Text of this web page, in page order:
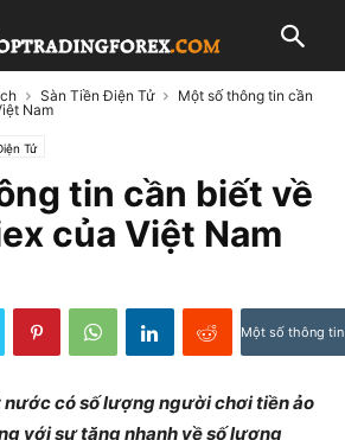
Sàn Tiền Điện Tử
Một số thông tin cần
Nam
Tử
tin cần biết về
của Việt Nam
Một số thông tin
nước có số lượng người chơi tiền ảo
với sự tăng nhanh về số lượng